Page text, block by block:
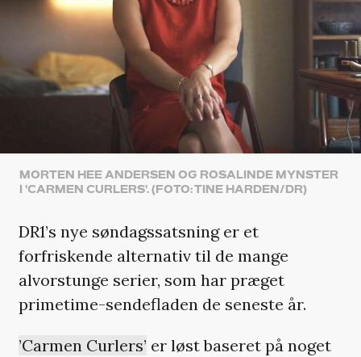
MORTEN HEE ANDERSEN OG ROSALINDE MYNSTER
I 'CARMEN CURLERS'. (FOTO: TINE HARDEN/DR)
DR1’s nye søndagssatsning er et
forfriskende alternativ til de mange
alvorstunge serier, som har præget
primetime-sendefladen de seneste år.
’Carmen Curlers’ er løst baseret på noget